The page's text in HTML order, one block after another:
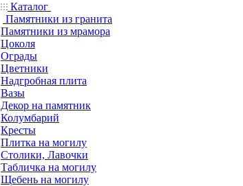
Каталог
Памятники из гранита
Памятники из мрамора
Цоколя
Ограды
Цветники
Надгробная плита
Вазы
Декор на памятник
Колумбарий
Кресты
Плитка на могилу
Столики, Лавочки
Табличка на могилу
Щебень на могилу